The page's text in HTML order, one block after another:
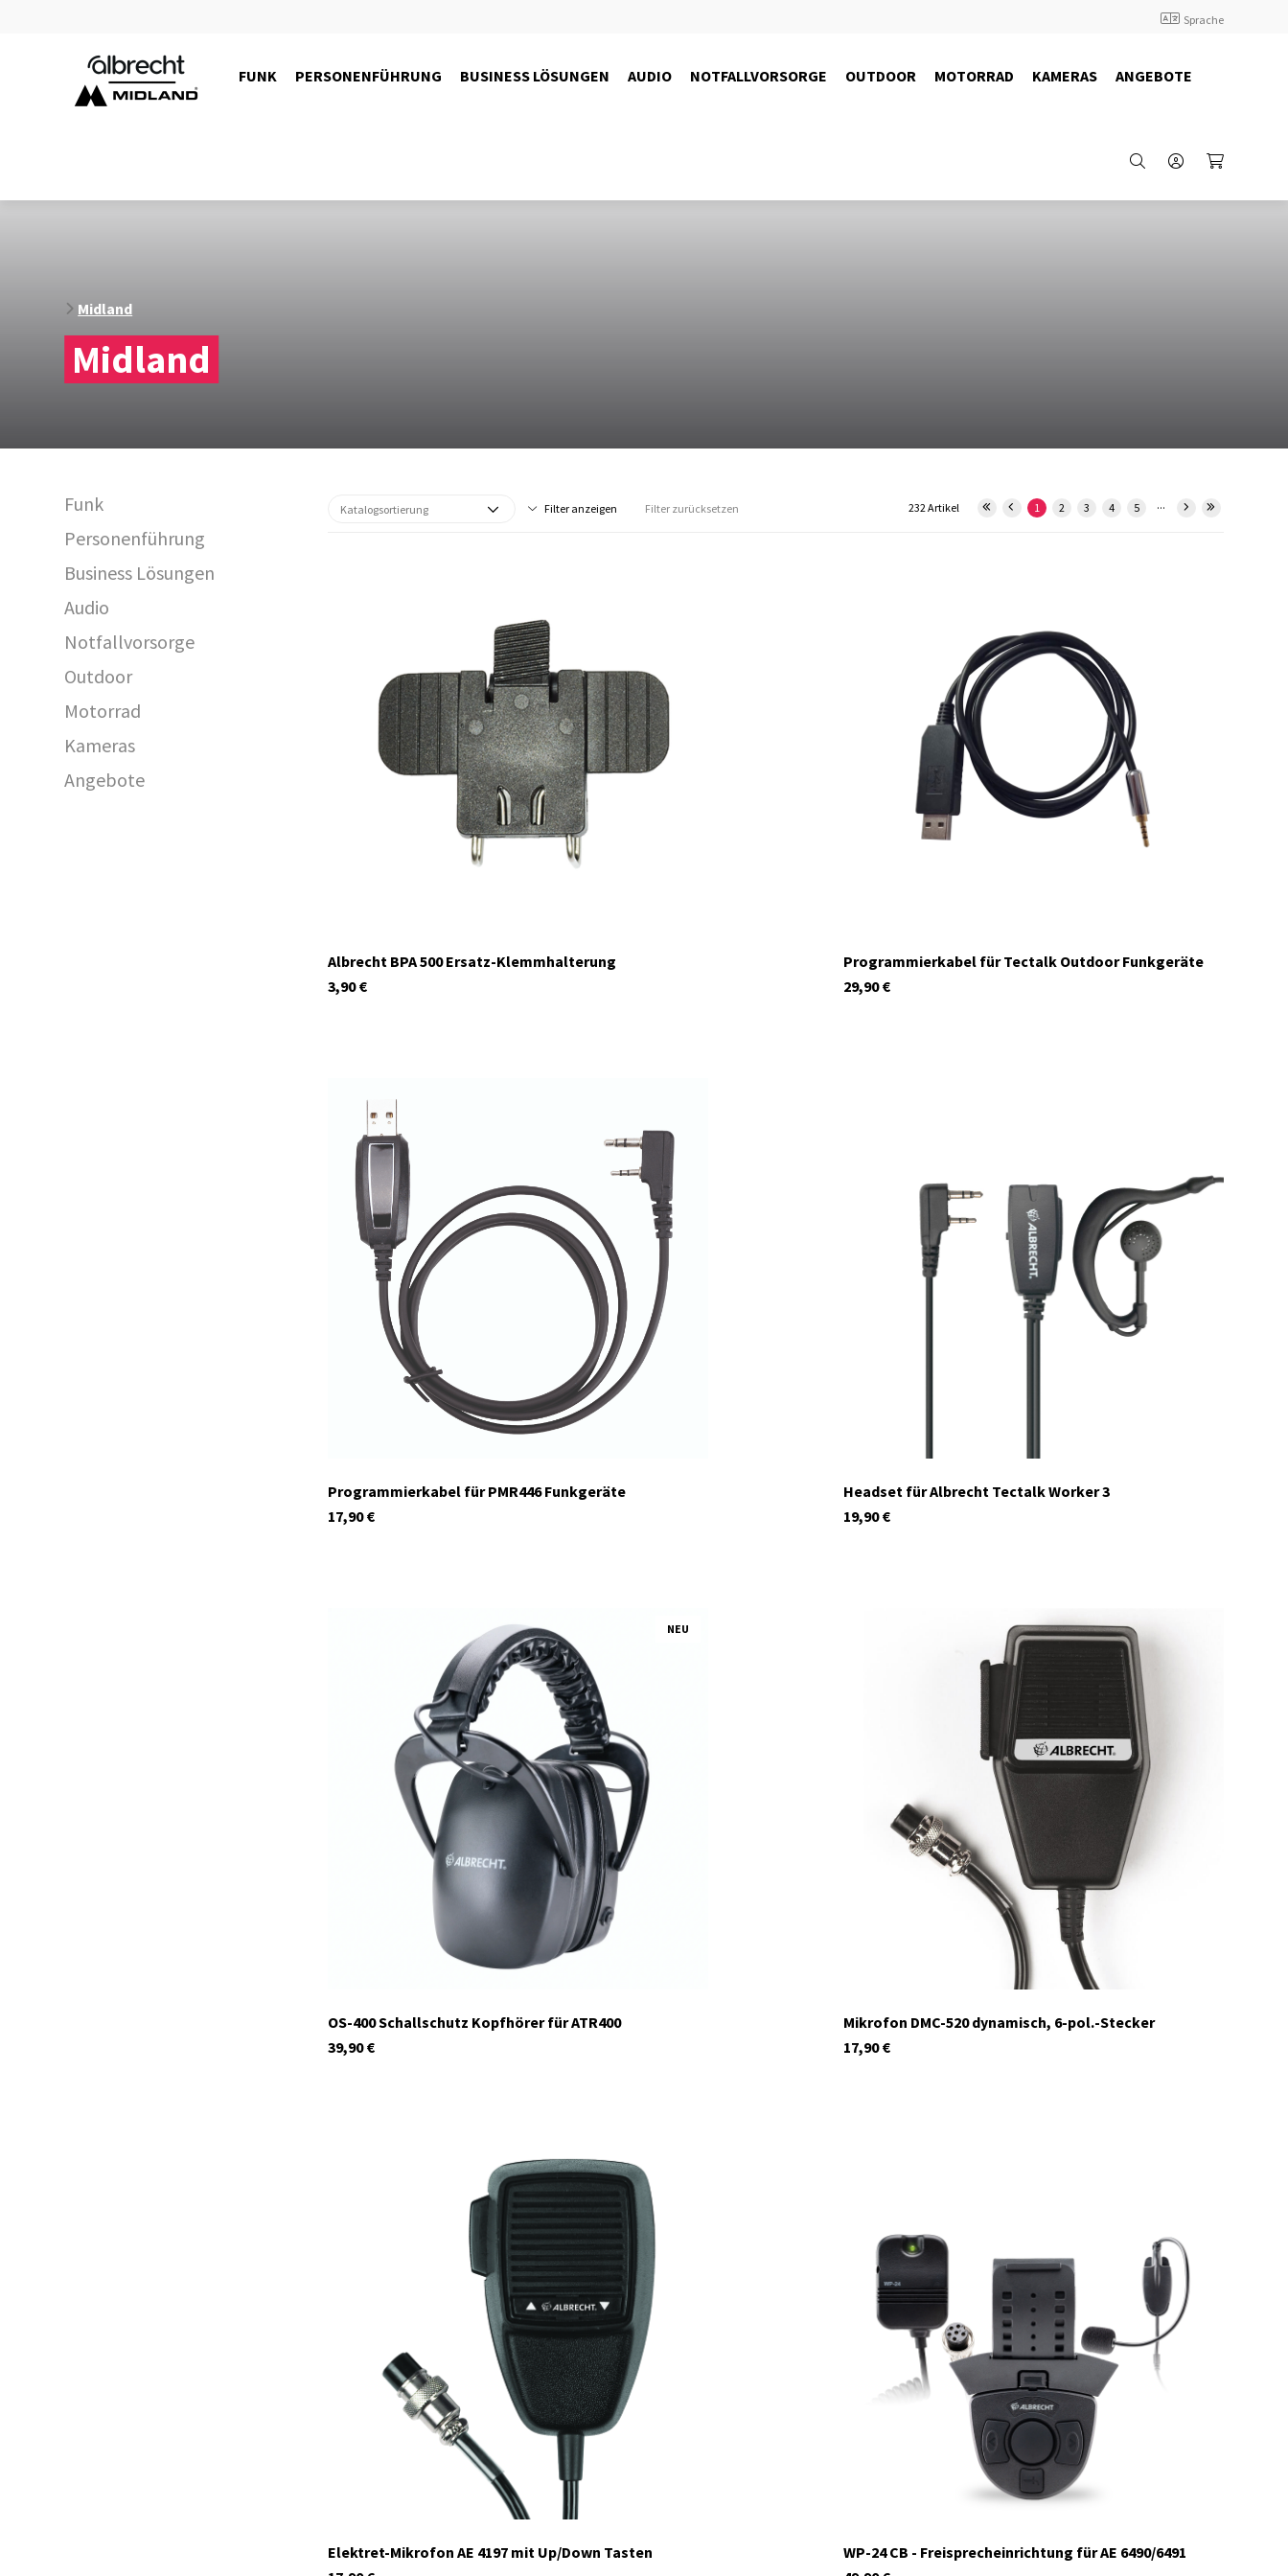
Sprache
FUNK PERSONENFÜHRUNG BUSINESS LÖSUNGEN AUDIO NOTFALLVORSORGE OUTDOOR MOTORRAD KAMERAS ANGEBOTE
Midland
Midland
Funk
Personenführung
Business Lösungen
Audio
Notfallvorsorge
Outdoor
Motorrad
Kameras
Angebote
Filter anzeigen Filter zurücksetzen 1 2 3 4 5 ...
232 Artikel
Auf Lager
Albrecht BPA 500 Ersatz-Klemmhalterung
€
3,90
Programmierkabel für Tectalk Outdoor Funkgeräte
€
29,90
Programmierkabel für PMR446 Funkgeräte
€
17,90
Auf Lager
Headset für Albrecht Tectalk Worker 3
€
19,90
NEU
29989
OS-400 Schallschutz Kopfhörer für ATR400
€
39,90
Mikrofon DMC-520 dynamisch, 6-pol.-Stecker
€
17,90
Elektret-Mikrofon AE 4197 mit Up/Down Tasten
WP-24 CB - Freisprecheinrichtung für AE 6490/6491
41984